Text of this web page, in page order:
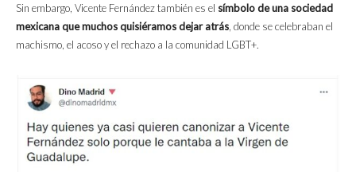
Sin embargo, Vicente Fernández también es el símbolo de una sociedad
mexicana que muchos quisiéramos dejaratrás , donde se celebraban el
machismo, el acoso y el rechazo a la comunidad LGBT+.